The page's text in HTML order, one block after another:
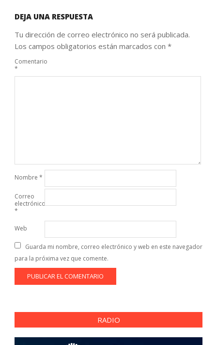
DEJA UNA RESPUESTA
Tu dirección de correo electrónico no será publicada.
Los campos obligatorios están marcados con *
Comentario
*
Nombre *
Correo
electrónico
*
Web
Guarda mi nombre, correo electrónico y web en este navegador
para la próxima vez que comente.
RADIO